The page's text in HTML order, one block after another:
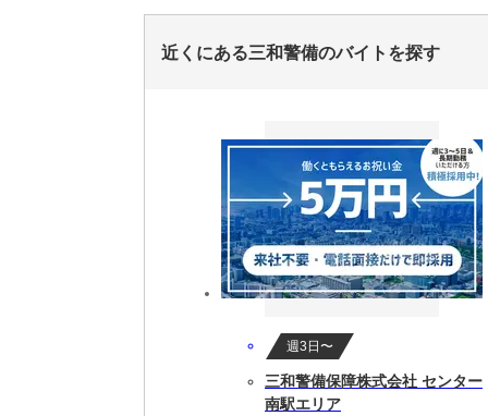
近くにある三和警備のバイトを探す
週3日〜
三和警備保障株式会社 センター
南駅エリア